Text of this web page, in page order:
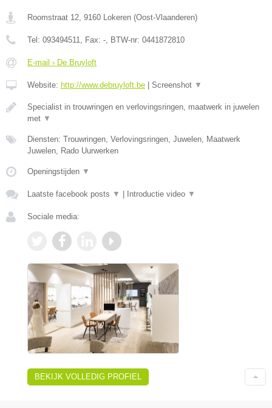
Roomstraat 12, 9160 Lokeren (Oost-Vlaanderen)
Tel: 093494511, Fax: -, BTW-nr: 0441872810
E-mail › De Bruyloft
Website: http://www.debruyloft.be Screenshot ▼
Specialist in trouwringen en verlovingsringen, maatwerk in juwelen
met ▼
Diensten: Trouwringen, Verlovingsringen, Juwelen, Maatwerk
Juwelen, Rado Uurwerken
Openingstijden ▼
Laatste facebook posts ▼ Introductie video ▼
Sociale media:
BEKIJK VOLLEDIG PROFIEL